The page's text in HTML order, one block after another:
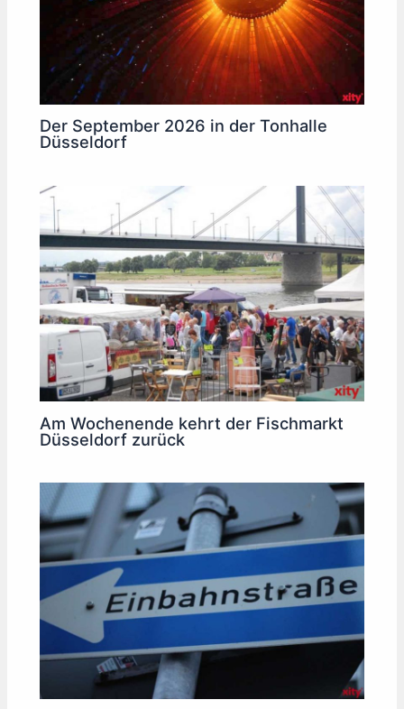
Der September 2026 in der Tonhalle
Düsseldorf
Am Wochenende kehrt der Fischmarkt
Düsseldorf zurück